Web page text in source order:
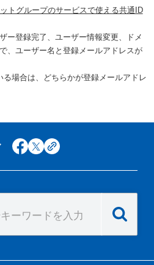
トグループのサービスで使える共通ID
ー登録完了、ユーザー情報変更、ドメ
、ユーザー名と登録メールアドレスが
場合は、どちらかが登録メールアドレ
facebook
x copy